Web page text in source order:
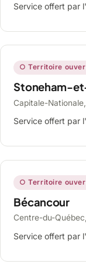
Service offert par
○ Territoire
Stoneham-
Capitale-Nationale,
Service offert par
○ Territoire
Bécancour
Centre-du-Québec,
Service offert par